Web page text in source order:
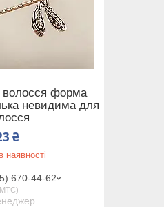
форма
невидима для
₴
наявності
670-44-62
МТС